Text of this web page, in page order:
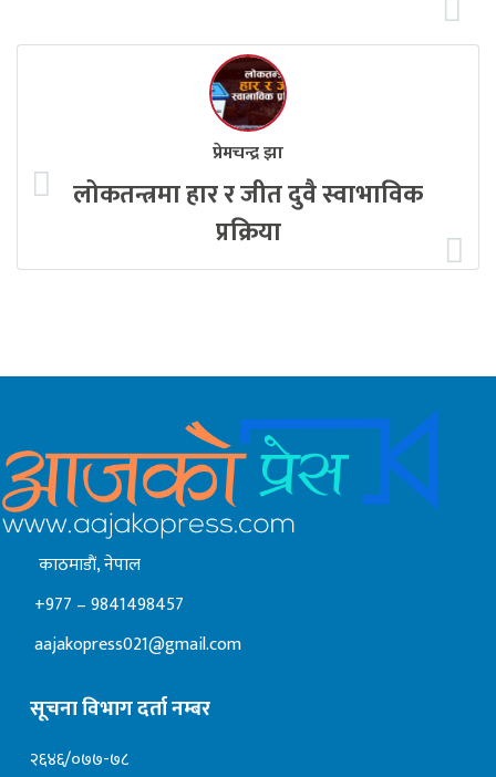
प्रेमचन्द्र झा
लोकतन्त्रमा हार र जीत दुवै स्वाभाविक
प्रक्रिया
काठमाडाैं, नेपाल
+977 – 9841498457
aajakopress021@gmail.com
सूचना विभाग दर्ता नम्बर
२६४६/०७७-७८